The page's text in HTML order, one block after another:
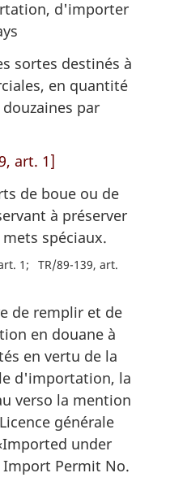
d'importer
sortes destinés à
en quantité
par
art. 1]
de boue ou de
à préserver
spéciaux.
1
TR/89-139, art.
de remplir et de
en douane à
en vertu de la
d'importation, la
verso la mention
générale
under
Permit No.